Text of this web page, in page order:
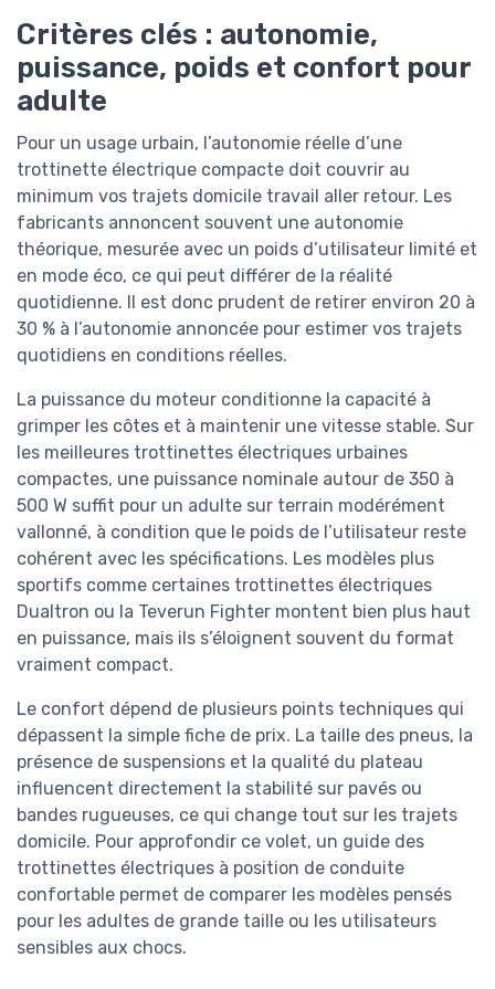
Critères clés : autonomie,
puissance, poids et confort pour
adulte
Pour un usage urbain, l’autonomie réelle d’une
trottinette électrique compacte doit couvrir au
minimum vos trajets domicile travail aller retour. Les
fabricants annoncent souvent une autonomie
théorique, mesurée avec un poids d’utilisateur limité et
en mode éco, ce qui peut différer de la réalité
quotidienne. Il est donc prudent de retirer environ 20 à
30 % à l’autonomie annoncée pour estimer vos trajets
quotidiens en conditions réelles.
La puissance du moteur conditionne la capacité à
grimper les côtes et à maintenir une vitesse stable. Sur
les meilleures trottinettes électriques urbaines
compactes, une puissance nominale autour de 350 à
500 W suffit pour un adulte sur terrain modérément
vallonné, à condition que le poids de l’utilisateur reste
cohérent avec les spécifications. Les modèles plus
sportifs comme certaines trottinettes électriques
Dualtron ou la Teverun Fighter montent bien plus haut
en puissance, mais ils s’éloignent souvent du format
vraiment compact.
Le confort dépend de plusieurs points techniques qui
dépassent la simple fiche de prix. La taille des pneus, la
présence de suspensions et la qualité du plateau
influencent directement la stabilité sur pavés ou
bandes rugueuses, ce qui change tout sur les trajets
domicile. Pour approfondir ce volet, un guide des
trottinettes électriques à position de conduite
confortable permet de comparer les modèles pensés
pour les adultes de grande taille ou les utilisateurs
sensibles aux chocs.